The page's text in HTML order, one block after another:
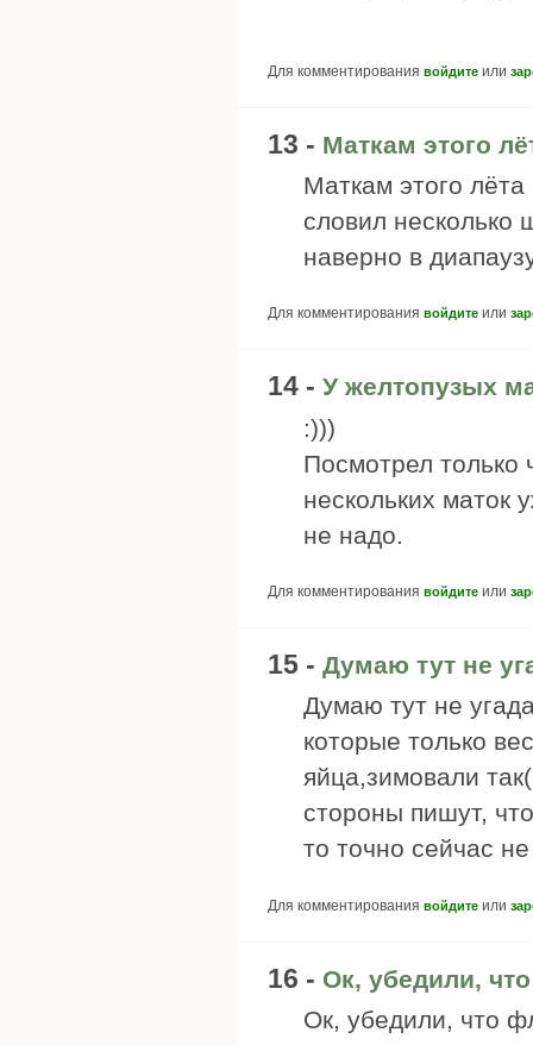
Для комментирования войдите или
13 - Маткам этого
Маткам этого
словил несколько
наверно в
Для комментирования войдите или
14 - У желтопузых
:)))
Посмотрел только
нескольких маток
не надо.
Для комментирования войдите или
15 - Думаю тут не
Думаю тут не
которые только
яйца,зимовали
стороны пишут,
то точно сейчас
Для комментирования войдите или
16 - Ок, убедили,
Ок, убедили, что